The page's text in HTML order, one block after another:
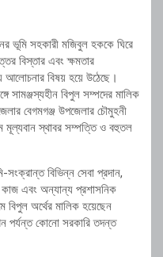
ভূমি সহকারী মজিবুল হককে ঘিরে
বিস্তার এবং ক্ষমতার
আলোচনার বিষয় হয়ে উঠেছে।
সামঞ্জস্যহীন বিপুল সম্পদের মালিক
বেগমগঞ্জ উপজেলার চৌমুহনী
মূল্যবান স্থাবর সম্পত্তি ও বহুতল
বিভিন্ন সেবা প্রদান,
কাজ এবং অন্যান্য প্রশাসনিক
বিপুল অর্থের মালিক হয়েছেন
পর্যন্ত কোনো সরকারি তদন্ত